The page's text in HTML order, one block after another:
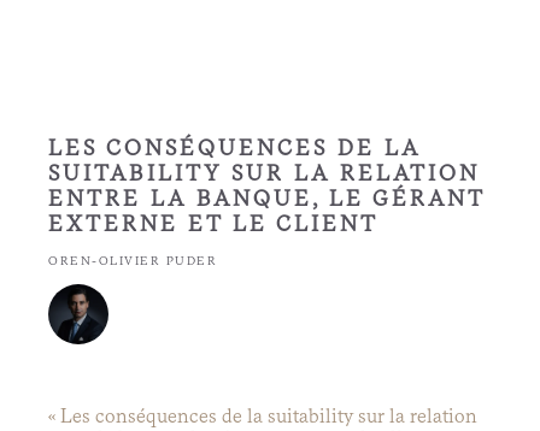
LES CONSÉQUENCES DE LA
SUITABILITY SUR LA RELATION
ENTRE LA BANQUE, LE GÉRANT
EXTERNE ET LE CLIENT
OREN-OLIVIER PUDER
« Les conséquences de la suitability sur la relation